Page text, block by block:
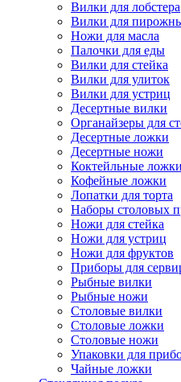
Вилки для лобстера
Вилки для
Ножи для масла
Палочки для еды
Вилки для стейка
Вилки для улиток
Вилки для устриц
Десертные вилки
Органайзеры для
Десертные ложки
Десертные ножи
Коктейльные ложки
Кофейные ложки
Лопатки для торта
Наборы столовых
Ножи для стейка
Ножи для устриц
Ножи для фруктов
Приборы для
Рыбные вилки
Рыбные ножи
Столовые вилки
Столовые ложки
Столовые ножи
Упаковки для
Чайные ложки